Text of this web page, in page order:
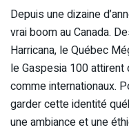
Depuis une dizaine
vrai boom au Canada.
Harricana, le Québec
le Gaspesia 100
comme internationaux.
garder cette identité
une ambiance et une